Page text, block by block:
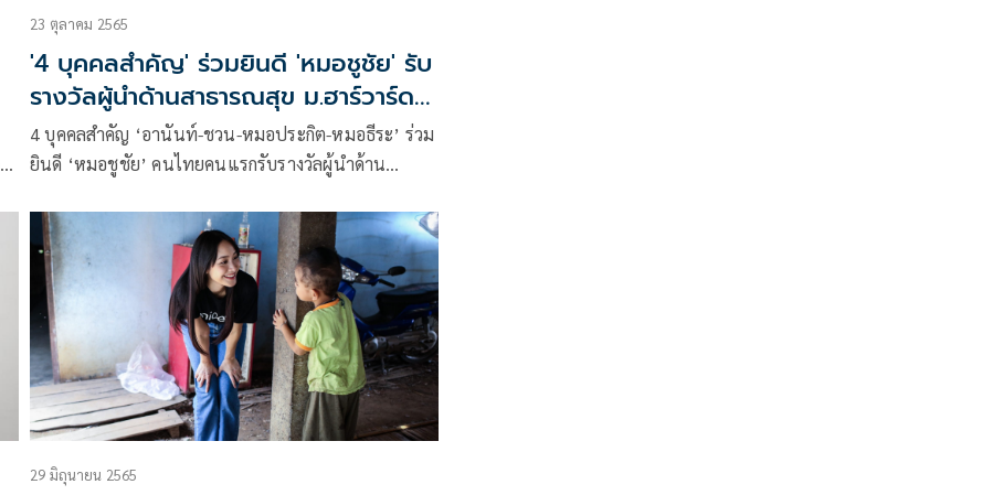
23 ตุลาคม 2565
'4 บุคคลสำคัญ' ร่วมยินดี 'หมอชูชัย' รับ
รางวัลผู้นำด้านสาธารณสุข ม.ฮาร์วาร์ด
มุ่งปฏิรูประบบสุขภาพ
4 บุคคลสำคัญ ‘อานันท์-ชวน-หมอประกิต-หมอธีระ’ ร่วม
ยินดี ‘หมอชูชัย’ คนไทยคนแรกรับรางวัลผู้นำด้าน
ระบบสุขภาพ อย่างแท้จริง
29 มิถุนายน 2565